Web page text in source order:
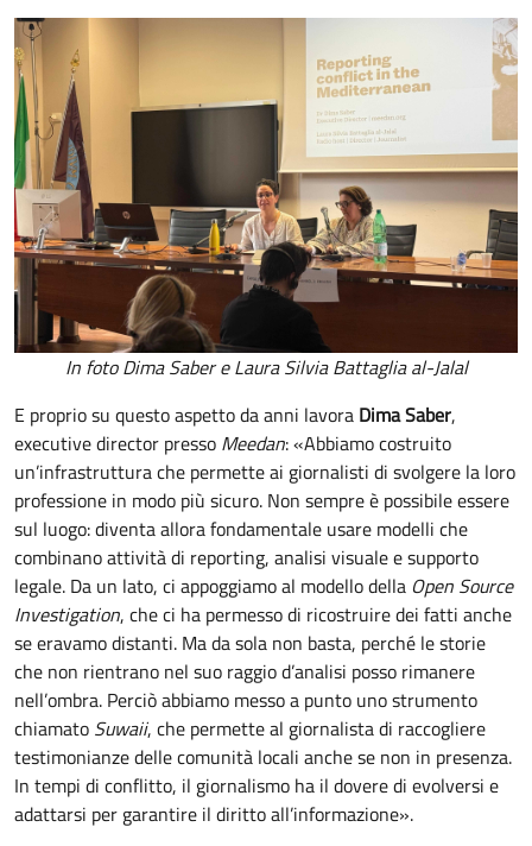
In foto Dima Saber e Laura Silvia Battaglia al-Jalal
E proprio su questo aspetto da anni lavora Dima Saber,
executive director presso Meedan: «Abbiamo costruito
un’infrastruttura che permette ai giornalisti di svolgere la loro
professione in modo più sicuro. Non sempre è possibile essere
sul luogo: diventa allora fondamentale usare modelli che
combinano attività di reporting, analisi visuale e supporto
legale. Da un lato, ci appoggiamo al modello della Open Source
Investigation, che ci ha permesso di ricostruire dei fatti anche
se eravamo distanti. Ma da sola non basta, perché le storie
che non rientrano nel suo raggio d’analisi posso rimanere
nell’ombra. Perciò abbiamo messo a punto uno strumento
chiamato Suwaii, che permette al giornalista di raccogliere
testimonianze delle comunità locali anche se non in presenza.
In tempi di conflitto, il giornalismo ha il dovere di evolversi e
adattarsi per garantire il diritto all’informazione».